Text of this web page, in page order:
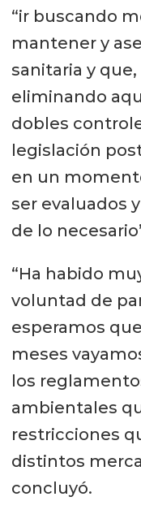
“ir buscando
mantener y
sanitaria y que,
eliminando
dobles
legislación
en un
ser evaluados
de lo
“Ha habido
voluntad de
esperamos
meses
los
ambientales
restricciones
distintos
concluyó.